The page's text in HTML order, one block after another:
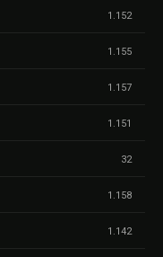
1.152
1.155
1.157
1.151
32
1.158
1.142